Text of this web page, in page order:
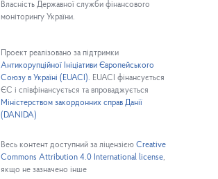
Власність Державної служби фінансового
моніторингу України.
Проект реалізовано за підтримки
Антикорупційної Ініціативи Європейського
Союзу в Україні (EUACI). EUACI фінансується
ЄС і співфінансується та впроваджується
Міністерством закордонних справ Данії
(DANIDA)
Весь контент доступний за ліцензією Creative
Commons Attribution 4.0 International license,
якщо не зазначено інше